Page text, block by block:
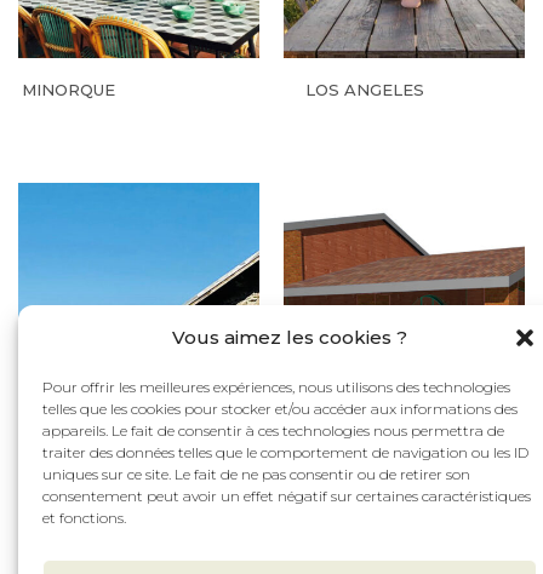
Vous aimez les cookies ?
Pour offrir les meilleures expériences, nous utilisons des technologies
telles que les cookies pour stocker et/ou accéder aux informations des
appareils. Le fait de consentir à ces technologies nous permettra de
traiter des données telles que le comportement de navigation ou les ID
uniques sur ce site. Le fait de ne pas consentir ou de retirer son
consentement peut avoir un effet négatif sur certaines caractéristiques
et fonctions.
MINORQUE LOS ANGELES